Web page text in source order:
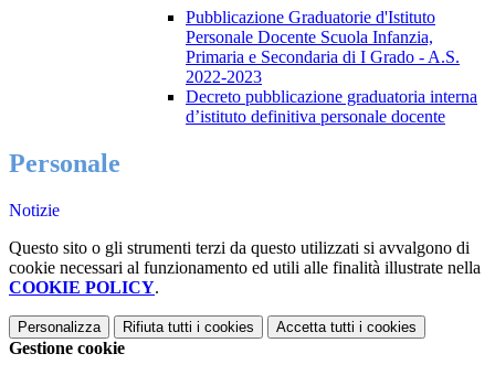
Pubblicazione Graduatorie d'Istituto
Personale Docente Scuola Infanzia,
Primaria e Secondaria di I Grado - A.S.
2022-2023
Decreto pubblicazione graduatoria interna
d’istituto definitiva personale docente
Personale
Notizie
Questo sito o gli strumenti terzi da questo utilizzati si avvalgono di
cookie necessari al funzionamento ed utili alle finalità illustrate nella
COOKIE POLICY.
Personalizza Rifiuta tutti i cookies Accetta tutti i cookies
Gestione cookie